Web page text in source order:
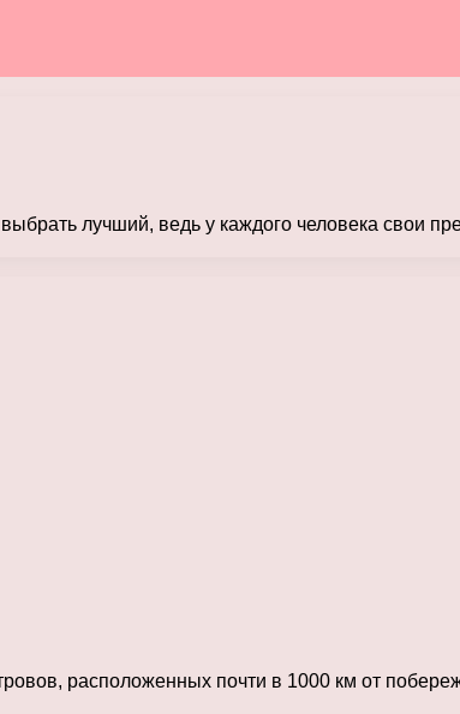
лучший, ведь у каждого человека свои
расположенных почти в 1000 км от